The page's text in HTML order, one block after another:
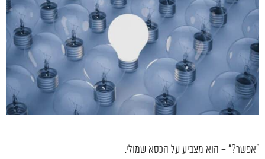
"אפשר?" – הוא מצביע על הכסא שמולי.